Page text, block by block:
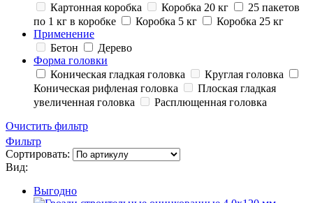
Картонная коробка
Коробка 20 кг
25 пакетов
по 1 кг в коробке
Коробка 5 кг
Коробка 25 кг
Применение
Бетон
Дерево
Форма головки
Коническая гладкая головка
Круглая головка
Коническая рифленая головка
Плоская гладкая
увеличенная головка
Расплющенная головка
Очистить фильтр
Фильтр
Сортировать:
Вид:
Выгодно